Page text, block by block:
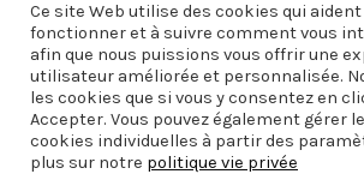
Ce site Web utilise des cookies qui aident
fonctionner et à suivre comment vous
afin que nous puissions vous offrir une
utilisateur améliorée et personnalisée.
les cookies que si vous y consentez en
Accepter. Vous pouvez également gérer
cookies individuelles à partir des
plus sur notre politique vie privée